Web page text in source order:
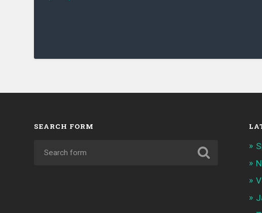
SEARCH FORM